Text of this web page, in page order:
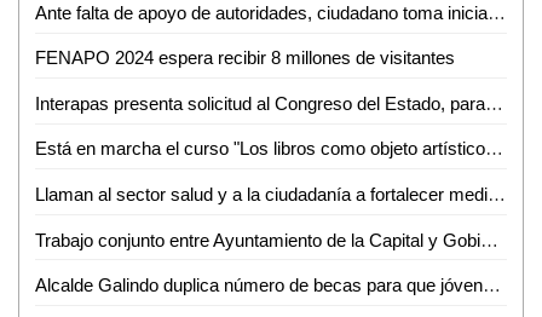
Ante falta de apoyo de autoridades, ciudadano toma iniciativa para limpiar calles de Ciudad Valles
FENAPO 2024 espera recibir 8 millones de visitantes
Interapas presenta solicitud al Congreso del Estado, para renovar el programa de estímulos fiscales "Acaba tu deuda de una vez"
Está en marcha el curso "Los libros como objeto artístico", en el Centro de Documentación Histórica Rafael Montejano y Aguiñaga de la UASLP
Llaman al sector salud y a la ciudadanía a fortalecer medidas de prevención para evitar brotes de casos de varicela
Trabajo conjunto entre Ayuntamiento de la Capital y Gobierno del Estado dará otros tres años muy buenos para SLP: Enrique Galindo
Alcalde Galindo duplica número de becas para que jóvenes continúen sus estudios, al poner en marcha la Feria Universitaria